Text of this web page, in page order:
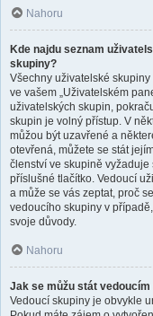
Nahoru
Kde najdu seznam
skupiny?
Všechny uživatelské
ve vašem „Uživatelském
uživatelských skupin,
skupin je volný přístup. V
můžou být uzavřené a
otevřená, můžete se stát
členství ve skupině
příslušné tlačítko. Vedoucí
a může se vás zeptat, proč
vedoucího skupiny v
svoje důvody.
Nahoru
Jak se můžu stát
Vedoucí skupiny je obvykle